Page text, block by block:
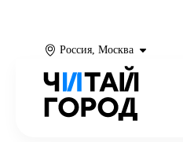
Россия, Москва